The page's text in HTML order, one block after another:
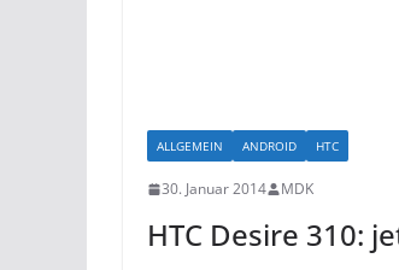
ALLGEMEIN ANDROID HTC
30. Januar 2014 MDK
HTC Desire 310: